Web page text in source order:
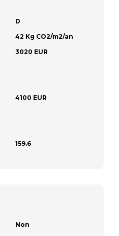
D
42 Kg CO2/m2/an
3020 EUR
4100 EUR
159.6
Non